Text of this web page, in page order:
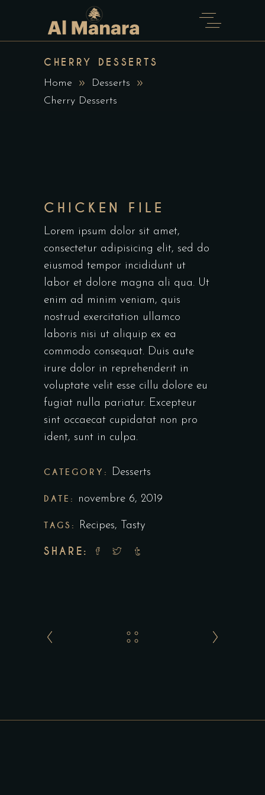
CHERRY DESSERTS
Home
Desserts
Cherry Desserts
CHICKEN FILE
Lorem ipsum dolor sit amet,
consectetur adipisicing elit, sed do
eiusmod tempor incididunt ut
labor et dolore magna ali qua. Ut
enim ad minim veniam, quis
nostrud exercitation ullamco
laboris nisi ut aliquip ex ea
commodo consequat. Duis aute
irure dolor in reprehenderit in
voluptate velit esse cillu dolore eu
fugiat nulla pariatur. Excepteur
sint occaecat cupidatat non pro
ident, sunt in culpa.
CATEGORY: Desserts
DATE: novembre 6, 2019
TAGS: Recipes, Tasty
SHARE: